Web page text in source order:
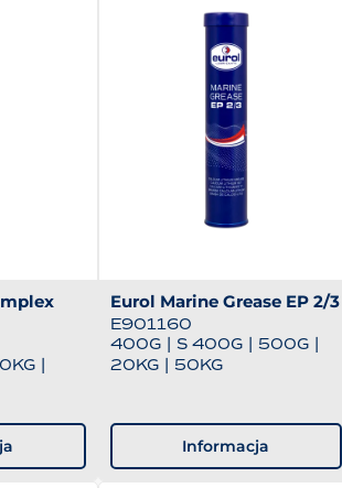
Eurol Marine Grease EP 2/3
E901160
400G
S 400G 500G
20KG
50KG
Informacja